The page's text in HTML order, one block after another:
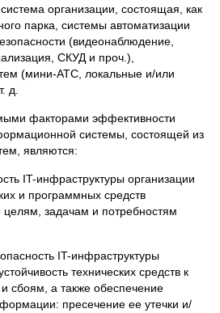
организации, состоящая, как
парка, системы автоматизации
(видеонаблюдение,
СКУД и проч.),
(мини-АТС, локальные и/или
д.
факторами эффективности
системы, состоящей из
являются:
IT-инфраструктуры организации
и программных средств
задачам и потребностям
IT-инфраструктуры
технических средств к
сбоям, а также обеспечение
пресечение ее утечки и/